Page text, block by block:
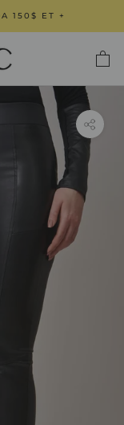
150$ ET +